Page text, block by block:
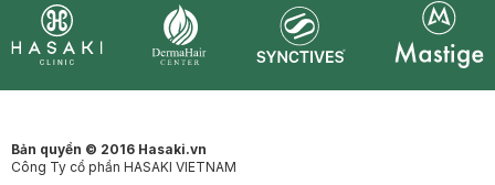
Bản quyền © 2016 Hasaki.vn
Công Ty cổ phần HASAKI VIETNAM